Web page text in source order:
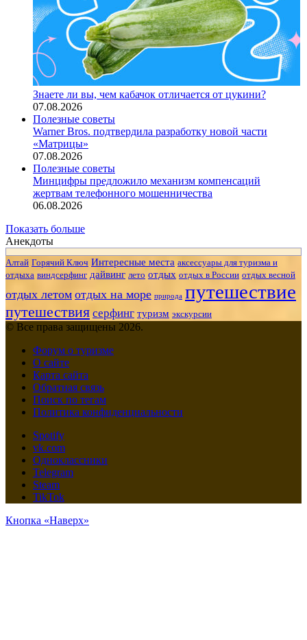
Знаете ли вы, чем кабачок отличается от цукини?
07.08.2026
Полезные советы
Warner Bros. подтвердила разработку новой части
«Матрицы»
07.08.2026
Полезные советы
Минцифры предложило механизм компенсаций
жертвам телефонного мошенничества
06.08.2026
Показать больше
Анекдоты
Алтай Горячий Ключ Интересные места аксессуары для туризма и
отдыха виндсерфинг дайвинг лето отдых отдых в России отдых весной
отдых летом отдых на море природа путешествие
путешествия серфинг туризм экскурсии
© Все права защищены 2026.
Форум о туризме
О сайте
Карта сайта
Обратная связь
Поиск по тегам
Политика конфиденциальности
Spotify
vk.com
Одноклассники
Telegram
Steam
TikTok
Кнопка «Наверх»